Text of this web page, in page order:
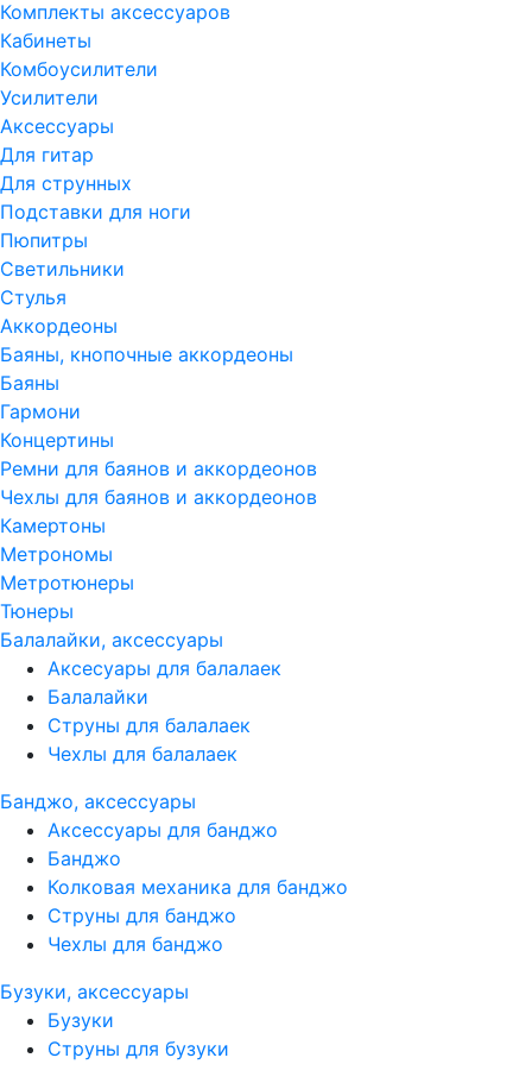
Комплекты аксессуаров
Кабинеты
Комбоусилители
Усилители
Аксессуары
Для гитар
Для струнных
Подставки для ноги
Пюпитры
Светильники
Стулья
Аккордеоны
Баяны, кнопочные аккордеоны
Баяны
Гармони
Концертины
Ремни для баянов и аккордеонов
Чехлы для баянов и аккордеонов
Камертоны
Метрономы
Метротюнеры
Тюнеры
Балалайки, аксессуары
Аксесуары для балалаек
Балалайки
Струны для балалаек
Чехлы для балалаек
Банджо, аксессуары
Аксессуары для банджо
Банджо
Колковая механика для банджо
Струны для банджо
Чехлы для банджо
Бузуки, аксессуары
Бузуки
Струны для бузуки